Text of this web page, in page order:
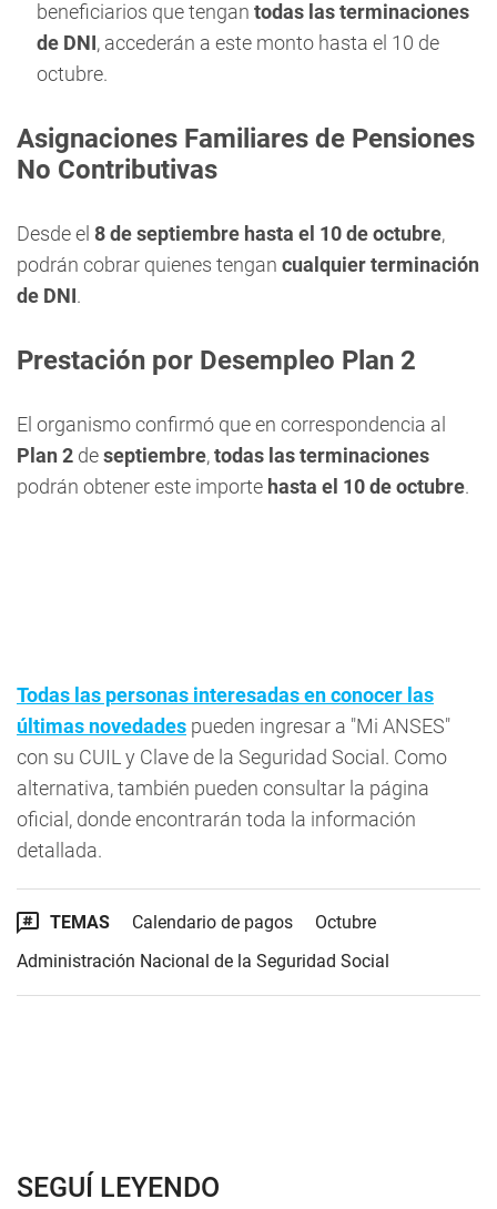
beneficiarios que tengan todas las terminaciones
de DNI, accederán a este monto hasta el 10 de
octubre.
Asignaciones Familiares de Pensiones
No Contributivas
Desde el 8 de septiembre hasta el 10 de octubre,
podrán cobrar quienes tengan cualquier terminación
de DNI.
Prestación por Desempleo Plan 2
El organismo confirmó que en correspondencia al
Plan 2 deseptiembre,todas las terminaciones
podrán obtener este importe hasta el 10 de octubre.
Todas las personas interesadas en conocer las
últimas novedades pueden ingresar a "Mi ANSES"
con su CUIL y Clave de la Seguridad Social. Como
alternativa, también pueden consultar la página
oficial, donde encontrarán toda la información
detallada.
TEMAS Calendario de pagos
Octubre
Administración Nacional de la Seguridad Social
SEGUÍ LEYENDO